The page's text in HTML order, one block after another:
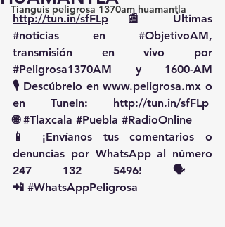
Tianguis peligrosa 1370am huamantla
http://tun.in/sfFLp
#noticias en #ObjetivoAM,
#Peligrosa1370AM y 1600-AM
🎙️ Descúbrelo en www.peligrosa.mx o
en TuneIn: http://tun.in/sfFLp
🌐 #Tlaxcala #Puebla #RadioOnline
📱 ¡Envíanos tus comentarios o
denuncias por WhatsApp al número
247 132 5496! 🗣️
📲 #WhatsAppPeligrosa